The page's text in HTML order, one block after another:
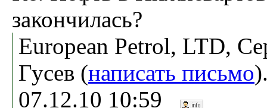
закончилась?
European Petrol, LTD,
Гусeв (написать письмо
07.12.10 10:59